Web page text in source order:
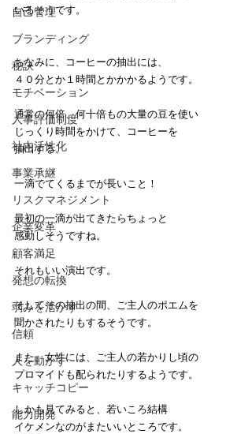
自己管理
ブランディング
秘訣
モチベーション
人事評価制度
社内活性化
事業承継
リスクマネジメント
企業変革
顧客満足
発想の転換
弱みを活かす
信頼
人を動かす
キャッチコピー
能力開発
いるそうです。
ちなみに、コーヒーの抽出には、
４０分とか１時間とかかかるようです。
通常の何倍、何十倍もの大量の豆を使い
じっくり時間をかけて、コーヒーを
抽出する。
一滴でてくるまでが長いこと！
最初の一滴が出てきたらちょっと
感動しそうですね。
それもいい演出です。
そしてその抽出の間、ご主人のポエムを
聞かされたりもするそうです。
また、女性には、ご主人の若かりし頃の
プロマイドも配られたりするようです。
しかも見てみると、若いころ結構
イケメンなのがまたいいところです。